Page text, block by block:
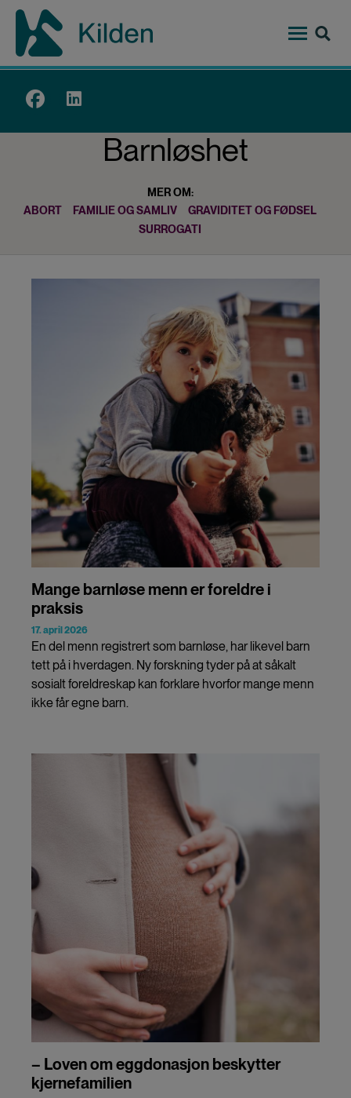
Hopp
hovedinnhold
Top
Barnløshet
MER OM:
ABORT
FAMILIE OG SAMLIV
GRAVIDITET OG FØDSEL
SURROGATI
Mange barnløse menn er foreldre i
praksis
17. april 2026
En del menn registrert som barnløse, har likevel barn
tett på i hverdagen. Ny forskning tyder på at såkalt
sosialt foreldreskap kan forklare hvorfor mange menn
ikke får egne barn.
– Loven om eggdonasjon beskytter
kjernefamilien